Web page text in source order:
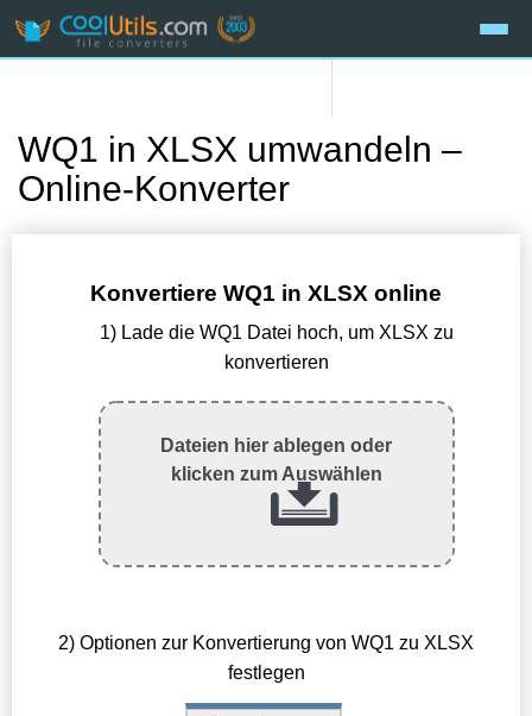
WQ1 in XLSX umwandeln –
Online-Konverter
Konvertiere WQ1 in XLSX online
1) Lade die WQ1 Datei hoch, um XLSX zu
konvertieren
Dateien hier ablegen oder
klicken zum Auswählen
2) Optionen zur Konvertierung von WQ1 zu XLSX
festlegen